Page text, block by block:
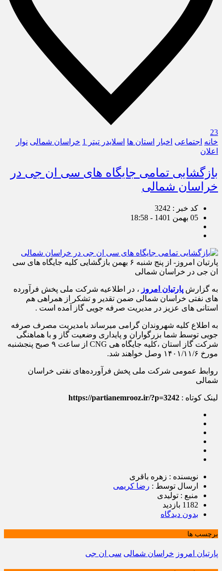
23
خانه اجتماعی اخبار استان ها اسلایدر تیتر 1 خراسان شمالی نوار
اعلان
بازگشایی تمامی جایگاه های سی ان جی در
خراسان شمالی
کد خبر : 3242
05 بهمن 1401 - 18:58
پارتیان امروز- از پنج شنبه ۶ بهمن بازگشایی کلیه جایگاه های سی
ان جی در خراسان شمالی
به گزارش پارتیان امروز ، در اطلاعیه شرکت ملی پخش فرآورده
های نفتی خراسان شمالی ضمن تقدیر و تشکر از همراهی هم
استانی های عزیز در مدیریت صرفه جویی گاز آمده است .
به اطلاع کلیه شهروندان گرامی میرساند بامدیریت مصرف صرفه
جویی توسط شما بزرگواران و پایداری وضعیت گاز و با هماهنگی
شرکت گاز استان ،کلیه جایگاه هی CNG از ساعت ۹ صبح پنجشنبه
مورخ ۱۴۰۱/۱۱/۶ وصل خواهند شد.
روابط عمومی شرکت ملی پخش فرآورده‌های نفتی خراسان
شمالی
لینک کوتاه : https://partianemrooz.ir/?p=3242
نویسنده : زهره باقری
ارسال توسط : رضا کریمی
منبع : تولیدی
1182 بازدید
بدون دیدگاه
برچسب ها
پارتیان امروز خراسان شمالی سی ان جی